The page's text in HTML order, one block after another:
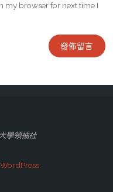
my browser for next time I
學領袖社
WordPress.